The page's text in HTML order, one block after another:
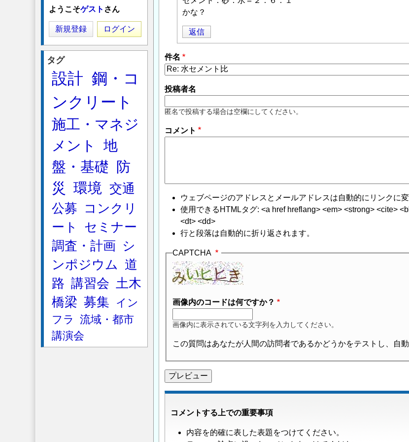
に
よ
る
「１：
モ
ル
タ
へ
返
かな？
返信
件名
投稿者名
匿名で投稿する場合は空欄にしてください。
コメント
ウェブページのアドレスとメールアドレスは自動的にリンクに変
使用できるHTMLタグ: <a href hreflang> <em> <strong> <cite>
<dt> <dd>
行と段落は自動的に折り返されます。
CAPTCHA
画像内のコードは何ですか？
画像内に表示されている文字列を入力してください。
この質問はあなたが人間の訪問者であるかどうかをテストし、自
コメントする上での重要事項
内容を的確に表した表題をつけてください。
ようこそゲスト さん
新規登録 ログイン
タグ
設計 鋼・コ
ンクリート
施工・マネジ
メント
地
盤・基礎
防
災
環境 交通
公募
コンクリ
ート
セミナー
調査・計画
シ
ンポジウム 道
路 講習会 土木
橋梁 募集
イン
フラ
流域・都市
講演会